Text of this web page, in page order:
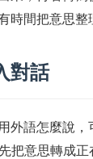
時間把意思整
對話
外語怎麼說，
把意思轉成